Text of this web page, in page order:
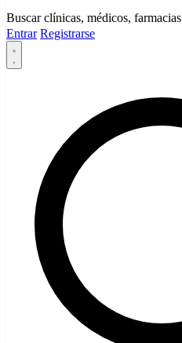
Buscar clínicas, médicos, farmacias
Entrar Registrarse